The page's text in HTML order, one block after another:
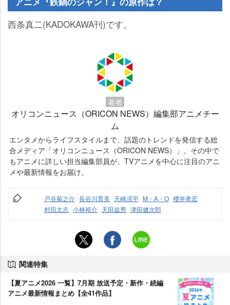
西条真二(KADOKAWA刊)です。
著者
オリコンニュース（ORICON NEWS）編集部アニメチー
ム
エンタメからライフスタイルまで、話題のトレンドを発信する総
合メディア「オリコンニュース（ORICON NEWS）」。その中で
もアニメに詳しい担当編集部員が、TVアニメを中心に注目のアニ
メや最新情報をお届け。
戸谷菊之介 長谷川育美 天崎滉平 M・A・O 櫻井孝宏
村田太志 小林裕介 天田益男 津田健次郎
関連特集
【夏アニメ2026 一覧】7月期 放送予定・新作・続編
アニメ最新情報まとめ【全41作品】